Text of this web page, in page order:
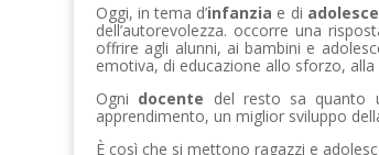
Oggi, in tema d’infanzia e di
dell’autorevolezza. occorre una
offrire agli alunni, ai bambini e
emotiva, di educazione allo sforzo, alla
Ogni docente del resto sa quanto
apprendimento, un miglior sviluppo
È così che si mettono ragazzi e